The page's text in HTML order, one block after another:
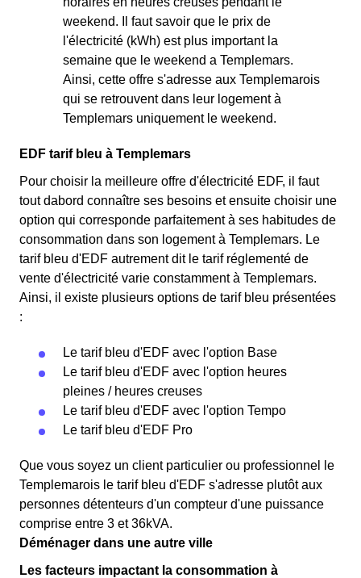
weekend. Il faut savoir que le prix de
l'électricité (kWh) est plus important la
semaine que le weekend a Templemars.
Ainsi, cette offre s'adresse aux Templemarois
qui se retrouvent dans leur logement à
Templemars uniquement le weekend.
EDF tarif bleu à Templemars
Pour choisir la meilleure offre d'électricité EDF, il faut
tout dabord connaître ses besoins et ensuite choisir une
option qui corresponde parfaitement à ses habitudes de
consommation dans son logement à Templemars. Le
tarif bleu d'EDF autrement dit le tarif réglementé de
vente d'électricité varie constamment à Templemars.
Ainsi, il existe plusieurs options de tarif bleu présentées
:
Le tarif bleu d'EDF avec l'option Base
Le tarif bleu d'EDF avec l'option heures
pleines / heures creuses
Le tarif bleu d'EDF avec l'option Tempo
Le tarif bleu d'EDF Pro
Que vous soyez un client particulier ou professionnel le
Templemarois le tarif bleu d'EDF s'adresse plutôt aux
personnes détenteurs d'un compteur d'une puissance
comprise entre 3 et 36kVA.
Déménager dans une autre ville
Les facteurs impactant la consommation à